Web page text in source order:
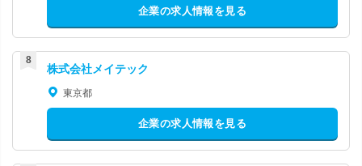
企業の求人情報を見る
株式会社メイテック
東京都
企業の求人情報を見る